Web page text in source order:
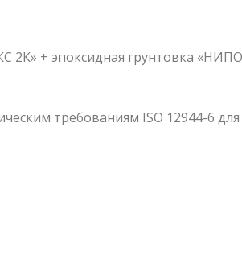
2К» + эпоксидная грунтовка
требованиям ISO 12944-6